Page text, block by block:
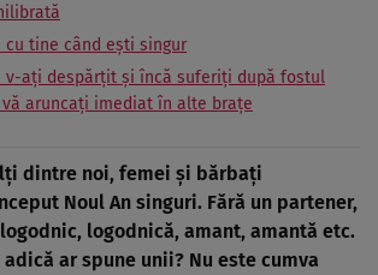
cu tine când ești singur
v-ați despărțit și încă suferiți după fostul
vă aruncați imediat în alte brațe
dintre noi, femei și bărbați
Noul An singuri. Fără un partener,
logodnică, amant, amantă etc.
adică ar spune unii? Nu este cumva